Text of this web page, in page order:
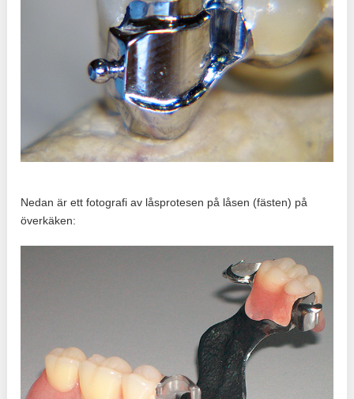
Nedan är ett fotografi av låsprotesen på låsen (fästen) på
överkäken: